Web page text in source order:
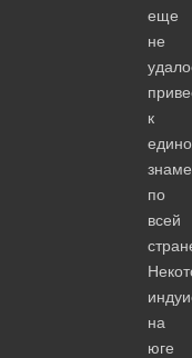
еще
не
к
по
всей
на
юге